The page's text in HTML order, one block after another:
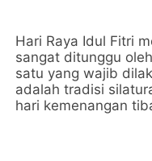
Hari Raya Idul Fitri
sangat ditunggu
satu yang wajib
adalah tradisi
hari kemenangan